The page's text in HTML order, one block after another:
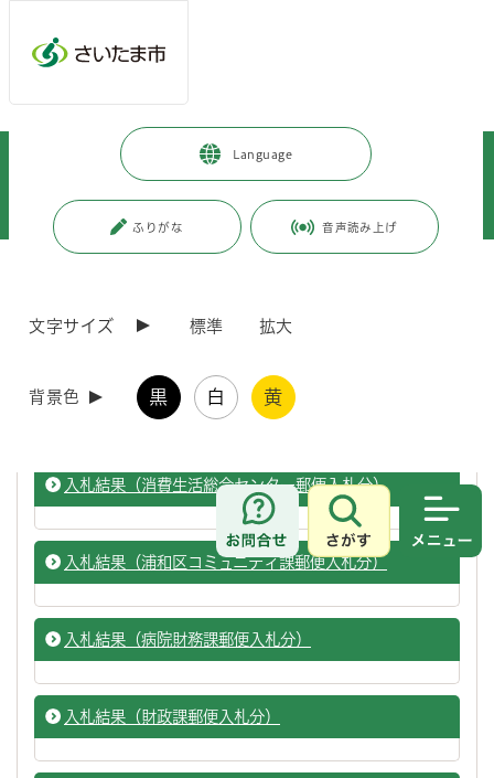
Language
ふりがな 音声読み上げ
文字サイズ 標準 拡大
背景色 黒 白 黄
お問合せ
さがす
事業者向けの情報 > 届出・手続き 入札・契約
入札結果・契約結果情報
令和8年4月入札結果
令和8年4月入札結果
入札結果（博物館郵便入札分）
入札結果（消費生活総合センター郵便入札分）
入札結果（浦和区コミュニティ課郵便入札分）
入札結果（病院財務課郵便入札分）
入札結果（財政課郵便入札分）